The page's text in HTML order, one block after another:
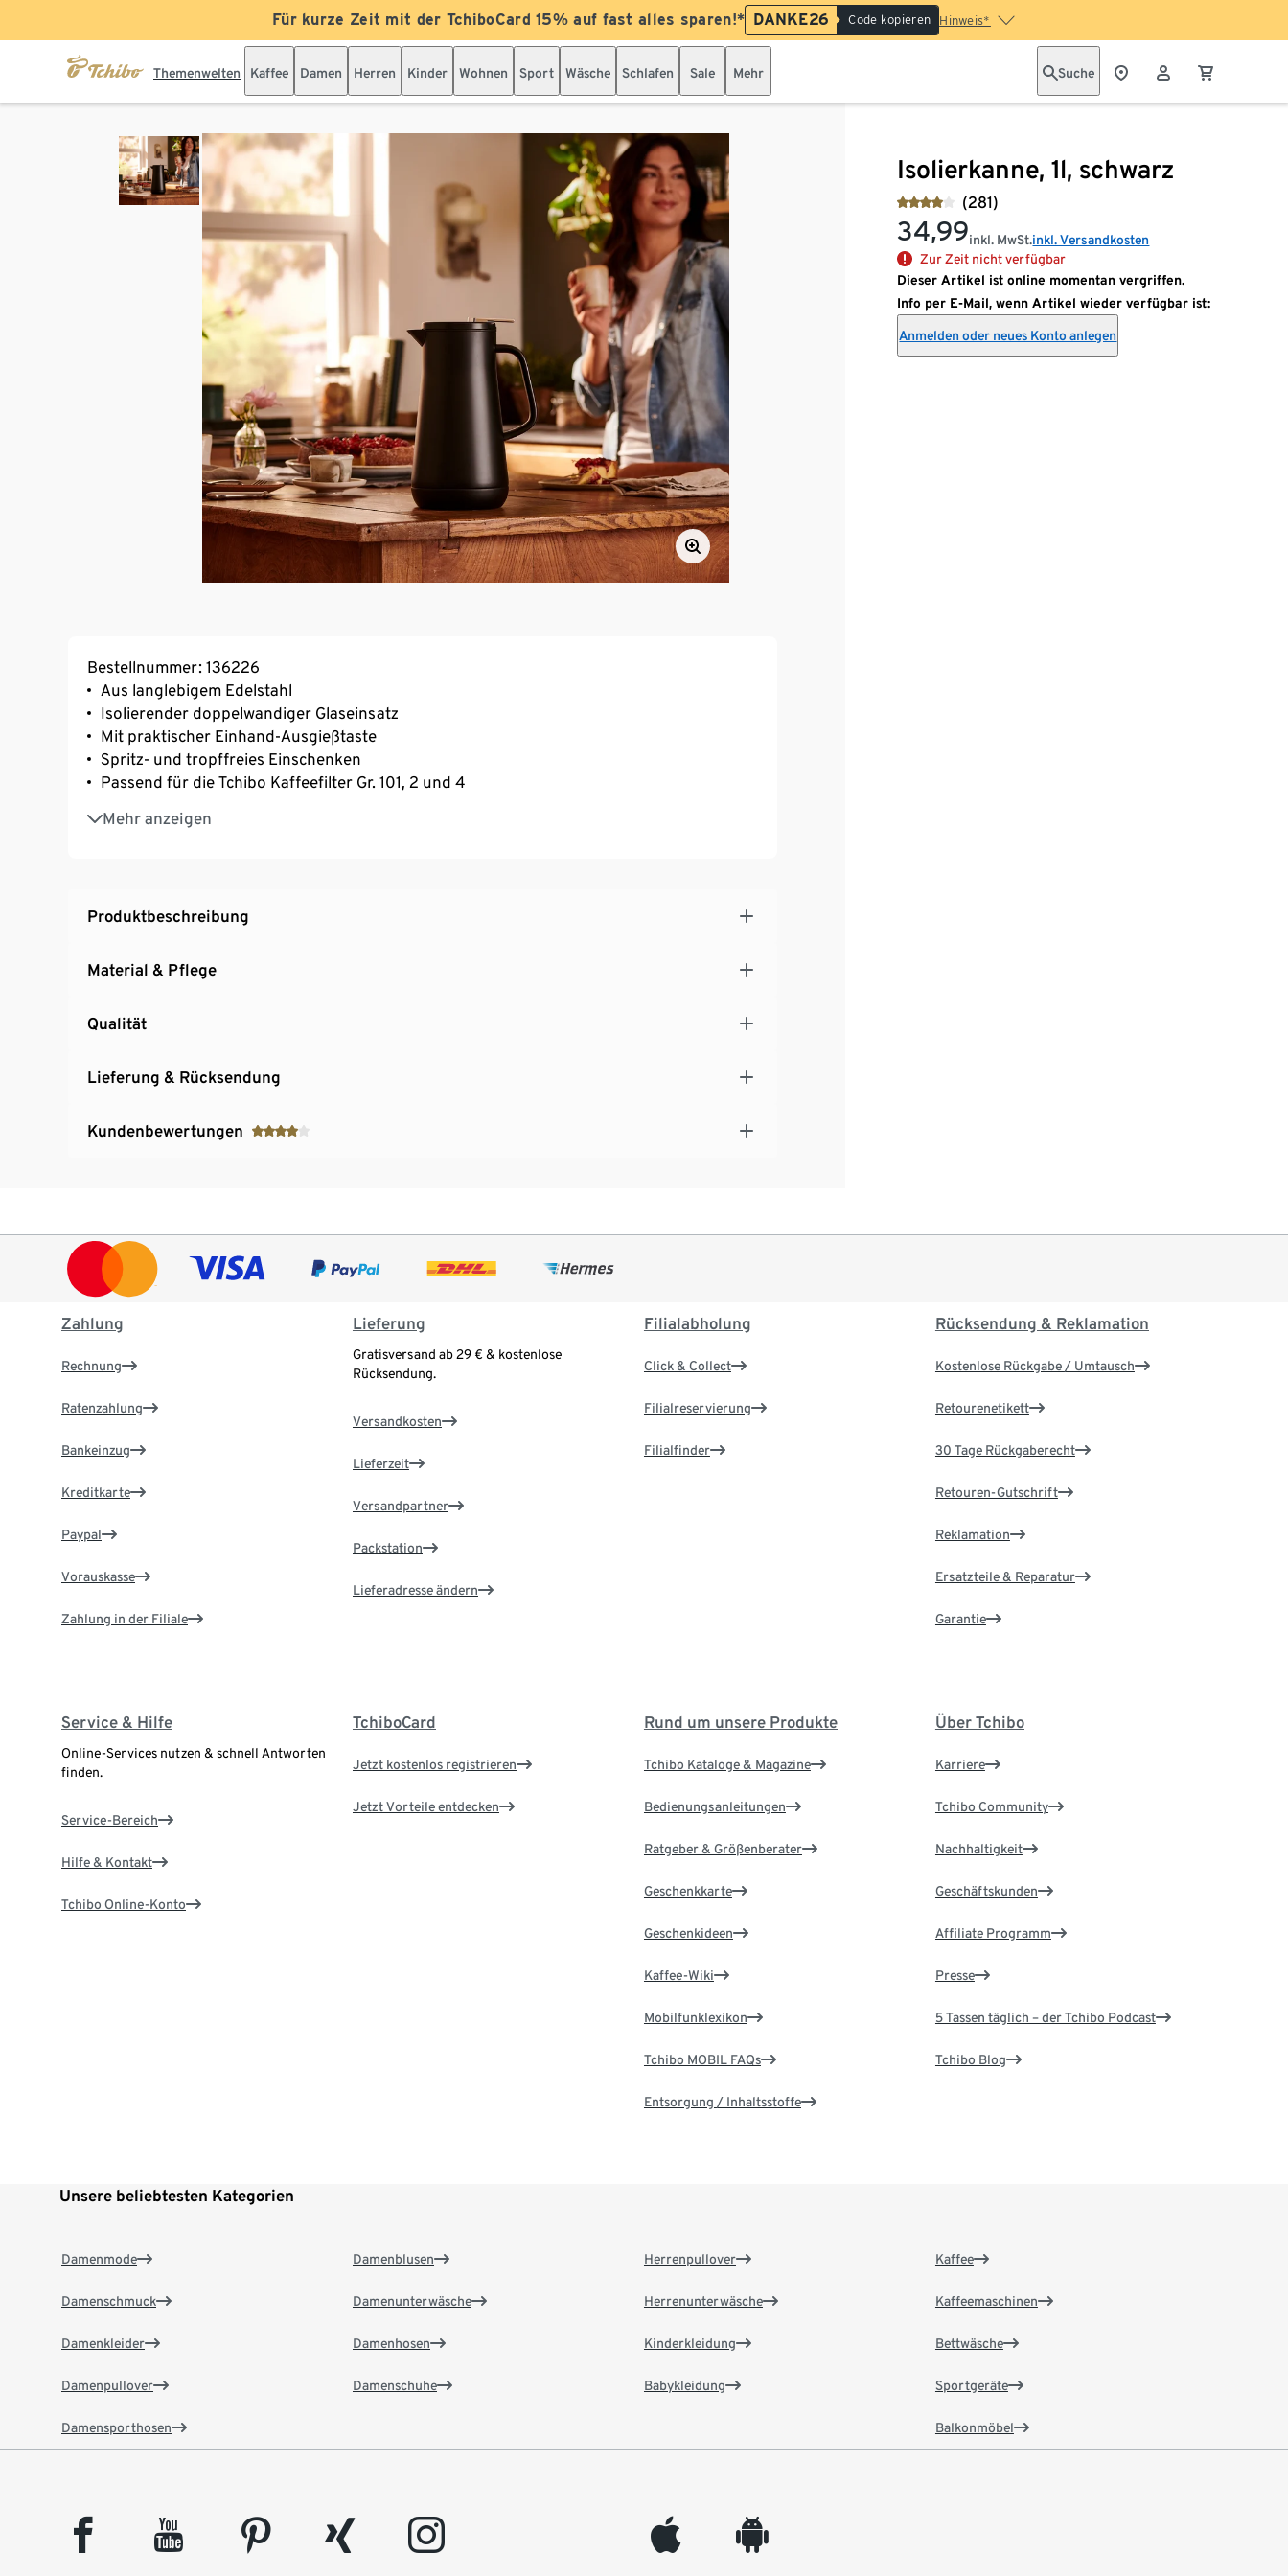
Für kurze Zeit mit der TchiboCard 15% auf fast alles sparen!* DANKE26 Code kopieren Hinweis*
Themenwelten Kaffee Damen Herren Kinder Wohnen Sport Wäsche Schlafen Sale Mehr Suche
Isolierkanne, 1l, schwarz
(281)
34,99inkl. MwSt.inkl. Versandkosten
Zur Zeit nicht verfügbar
Dieser Artikel ist online momentan vergriffen.
Info per E-Mail, wenn Artikel wieder verfügbar ist:
Anmelden oder neues Konto anlegen
Bestellnummer: 136226
Aus langlebigem Edelstahl
Isolierender doppelwandiger Glaseinsatz
Mit praktischer Einhand-Ausgießtaste
Spritz- und tropffreies Einschenken
Passend für die Tchibo Kaffeefilter Gr. 101, 2 und 4
Mehr anzeigen
Hält Kaffee und Tee besonders lange heiß (und kalte Getränke lange kühl)
Fassungsvermögen von ca. 1 l
Produktbeschreibung
Material & Pflege
Qualität
Lieferung & Rücksendung
Kundenbewertungen
Zahlung
Rechnung
Ratenzahlung
Bankeinzug
Kreditkarte
Paypal
Vorauskasse
Zahlung in der Filiale
Lieferung
Gratisversand ab 29 € & kostenlose
Rücksendung.
Versandkosten
Lieferzeit
Versandpartner
Packstation
Lieferadresse ändern
Filialabholung
Click & Collect
Filialreservierung
Filialfinder
Rücksendung & Reklamation
Kostenlose Rückgabe / Umtausch
Retourenetikett
30 Tage Rückgaberecht
Retouren-Gutschrift
Reklamation
Ersatzteile & Reparatur
Garantie
Service & Hilfe
Online-Services nutzen & schnell Antworten
finden.
Service-Bereich
Hilfe & Kontakt
Tchibo Online-Konto
TchiboCard
Jetzt kostenlos registrieren
Jetzt Vorteile entdecken
Rund um unsere Produkte
Tchibo Kataloge & Magazine
Bedienungsanleitungen
Ratgeber & Größenberater
Geschenkkarte
Geschenkideen
Kaffee-Wiki
Mobilfunklexikon
Tchibo MOBIL FAQs
Entsorgung / Inhaltsstoffe
Über Tchibo
Karriere
Tchibo Community
Nachhaltigkeit
Geschäftskunden
Affiliate Programm
Presse
5 Tassen täglich – der Tchibo Podcast
Tchibo Blog
Unsere beliebtesten Kategorien
Damenmode
Damenschmuck
Damenkleider
Damenpullover
Damensporthosen
Damenblusen
Damenunterwäsche
Damenhosen
Damenschuhe
Herrenpullover
Herrenunterwäsche
Kinderkleidung
Babykleidung
Kaffee
Kaffeemaschinen
Bettwäsche
Sportgeräte
Balkonmöbel
facebook youtube pinterest xing instagram appleinc android